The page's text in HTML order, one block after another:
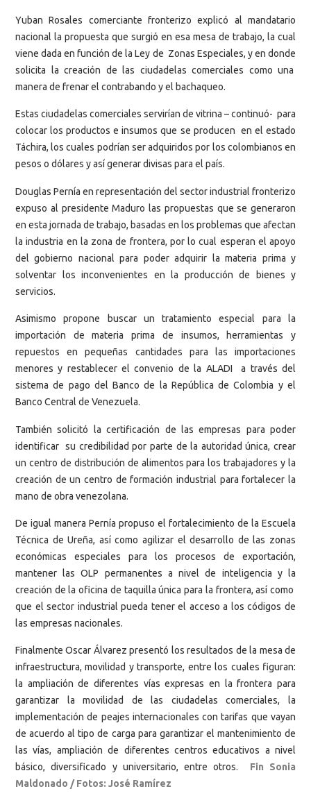
Yuban Rosales comerciante fronterizo explicó al mandatario
nacional la propuesta que surgió en esa mesa de trabajo, la cual
viene dada en función de la Ley de Zonas Especiales, y en donde
solicita la creación de las ciudadelas comerciales como una
manera de frenar el contrabando y el bachaqueo.
Estas ciudadelas comerciales servirían de vitrina – continuó- para
colocar los productos e insumos que se producen en el estado
Táchira, los cuales podrían ser adquiridos por los colombianos en
pesos o dólares y así generar divisas para el país.
Douglas Pernía en representación del sector industrial fronterizo
expuso al presidente Maduro las propuestas que se generaron
en esta jornada de trabajo, basadas en los problemas que afectan
la industria en la zona de frontera, por lo cual esperan el apoyo
del gobierno nacional para poder adquirir la materia prima y
solventar los inconvenientes en la producción de bienes y
servicios.
Asimismo propone buscar un tratamiento especial para la
importación de materia prima de insumos, herramientas y
repuestos en pequeñas cantidades para las importaciones
menores y restablecer el convenio de la ALADI a través del
sistema de pago del Banco de la República de Colombia y el
Banco Central de Venezuela.
También solicitó la certificación de las empresas para poder
identificar su credibilidad por parte de la autoridad única, crear
un centro de distribución de alimentos para los trabajadores y la
creación de un centro de formación industrial para fortalecer la
mano de obra venezolana.
De igual manera Pernía propuso el fortalecimiento de la Escuela
Técnica de Ureña, así como agilizar el desarrollo de las zonas
económicas especiales para los procesos de exportación,
mantener las OLP permanentes a nivel de inteligencia y la
creación de la oficina de taquilla única para la frontera, así como
que el sector industrial pueda tener el acceso a los códigos de
las empresas nacionales.
Finalmente Oscar Álvarez presentó los resultados de la mesa de
infraestructura, movilidad y transporte, entre los cuales figuran:
la ampliación de diferentes vías expresas en la frontera para
garantizar la movilidad de las ciudadelas comerciales, la
implementación de peajes internacionales con tarifas que vayan
de acuerdo al tipo de carga para garantizar el mantenimiento de
las vías, ampliación de diferentes centros educativos a nivel
básico, diversificado y universitario, entre otros. Fin Sonia
Maldonado / Fotos: José Ramírez